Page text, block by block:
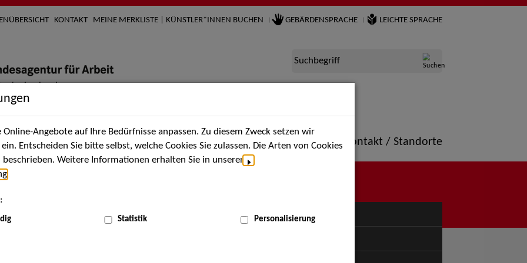
KONTAKT MEINE MERKLISTE | KÜNSTLER*INNEN BUCHEN GEBÄRDENSPRACHE LEICHTE SPRACHE
Suchbegriff
Künstler*innen Über uns Aktuelles Termine Portfolio Kontakt / Standorte
MENÜ
Angebote auf Ihre Bedürfnisse anpassen. Zu diesem Zweck setzen wir
Entscheiden Sie bitte selbst, welche Cookies Sie zulassen. Die Arten von Cookies
Weitere Informationen erhalten Sie in unserer
Statistik Personalisierung